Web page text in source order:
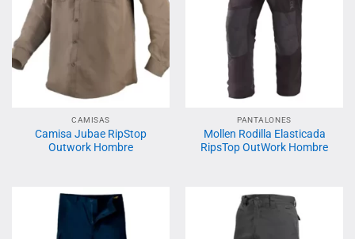
CAMISAS
Camisa Jubae RipStop
Outwork Hombre
PANTALONES
Mollen Rodilla Elasticada
RipsTop OutWork Hombre